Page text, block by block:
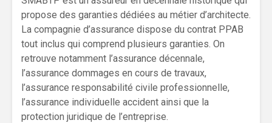
propose des garanties dédiées au métier d’architecte.
La compagnie d’assurance dispose du contrat PPAB
tout inclus qui comprend plusieurs garanties. On
retrouve notamment l’assurance décennale,
l’assurance dommages en cours de travaux,
l’assurance responsabilité civile professionnelle,
l’assurance individuelle accident ainsi que la
protection juridique de l’entreprise.